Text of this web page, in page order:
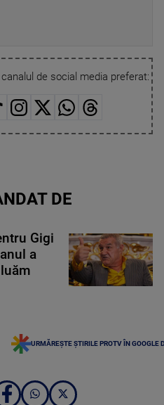
de social media preferat:
DE
Gigi
a
URMĂREȘTE ȘTIRILE PROTV ÎN GOOGLE